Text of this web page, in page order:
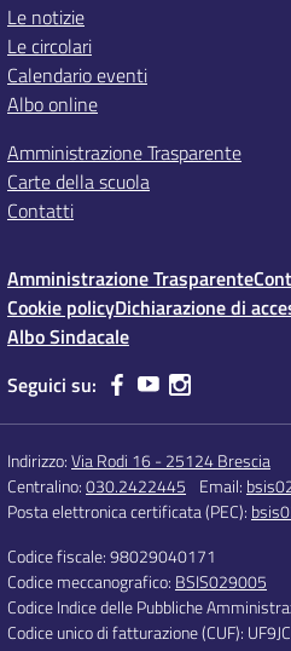
Le notizie
Le circolari
Calendario eventi
Albo online
Amministrazione Trasparente
Carte della scuola
Contatti
Amministrazione Trasparente
Cookie policyDichiarazione di
Albo Sindacale
Seguici su:
Indirizzo:Via Rodi 16 - 25124 Brescia
Centralino:030.2422445 Email:
Posta elettronica certificata (PEC):
Codice fiscale: 98029040171
Codice meccanografico: BSIS029005
Codice Indice delle Pubbliche
Codice unico di fatturazione (CUF):